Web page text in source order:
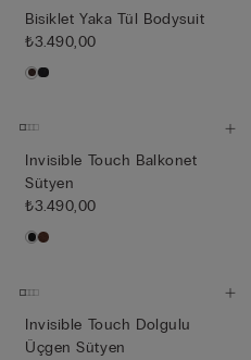
Bisiklet Yaka Tül Bodysuit
₺3.490,00
Invisible Touch Balkonet
Sütyen
₺3.490,00
Invisible Touch Dolgulu
Üçgen Sütyen